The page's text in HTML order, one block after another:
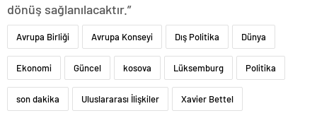
dönüş sağlanılacaktır.”
Avrupa Birliği Avrupa Konseyi Dış Politika Dünya
Ekonomi Güncel kosova Lüksemburg Politika
son dakika Uluslararası İlişkiler Xavier Bettel